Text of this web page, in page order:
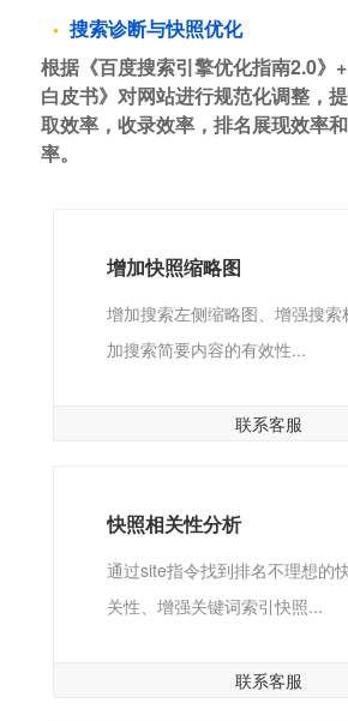
搜索诊断与快照优化
根据《百度搜索引擎优化指南2.0》
白皮书》对网站进行规范化调整，
取效率，收录效率，排名展现效率
率。
增加快照缩略图
增加搜索左侧缩略图、增强搜
加搜索简要内容的有效性...
联系客服
快照相关性分析
通过site指令找到排名不理想的
关性、增强关键词索引快照...
联系客服